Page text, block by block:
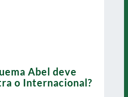
Abel deve
o Internacional?